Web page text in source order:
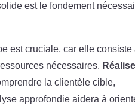
est le fondement
est cruciale, car elle consiste
nécessaires.
la clientèle cible,
approfondie aidera à